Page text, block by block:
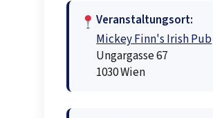
Veranstaltungsort:
Mickey Finn's Irish Pub
Ungargasse 67
1030 Wien